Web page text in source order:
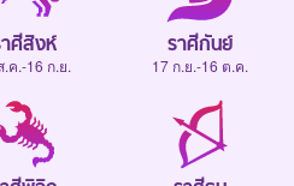
ศีสิงห์
.ค.-16 ก.ย.
ราศีกันย์
17 ก.ย.-16 ต.ค.